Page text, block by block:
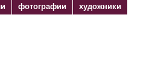
фотографии
художники